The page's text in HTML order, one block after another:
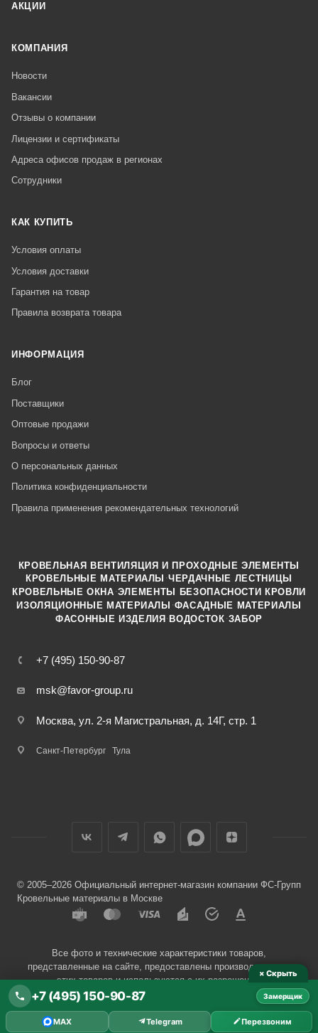
АКЦИИ
КОМПАНИЯ
Новости
Вакансии
Отзывы о компании
Лицензии и сертификаты
Адреса офисов продаж в регионах
Сотрудники
КАК КУПИТЬ
Условия оплаты
Условия доставки
Гарантия на товар
Правила возврата товара
ИНФОРМАЦИЯ
Блог
Поставщики
Оптовые продажи
Вопросы и ответы
О персональных данных
Политика конфиденциальности
Правила применения рекомендательных технологий
+7 (495) 150-90-87
msk@favor-group.ru
Москва, ул. 2-я Магистральная, д. 14Г, стр. 1
Санкт-Петербург Тула
КРОВЕЛЬНАЯ ВЕНТИЛЯЦИЯ И ПРОХОДНЫЕ ЭЛЕМЕНТЫ
КРОВЕЛЬНЫЕ МАТЕРИАЛЫ ·ЧЕРДАЧНЫЕ ЛЕСТНИЦЫ
КРОВЕЛЬНЫЕ ОКНА ·ЭЛЕМЕНТЫ БЕЗОПАСНОСТИ КРОВЛИ
ИЗОЛЯЦИОННЫЕ МАТЕРИАЛЫ ·ФАСАДНЫЕ МАТЕРИАЛЫ
ФАСОННЫЕ ИЗДЕЛИЯ ·ВОДОСТОК ·ЗАБОР
© 2005–2026 Официальный интернет-магазин компании ФС-Групп
Кровельные материалы в Москве
Все фото и технические характеристики товаров,
представленные на сайте, предоставлены производителями
этих товаров и используются с их разрешения.
× Скрыть
+7 (495) 150-90-87 Замерщик
MAX Telegram Перезвоним